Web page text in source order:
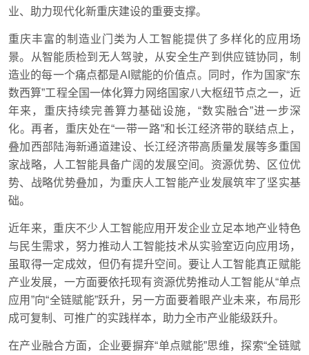
业、助力现代化新重庆建设的重要支撑。
重庆丰富的制造业门类为人工智能提供了多样化的应用场
景。从智能质检到无人驾驶，从安全生产到供应链协同，制
造业的每一个痛点都是AI赋能的价值点。同时，作为国家“东
数西算”工程全国一体化算力网络国家八大枢纽节点之一，近
年来，重庆持续完善算力基础设施，“数实融合”进一步深
化。再者，重庆处在“一带一路”和长江经济带的联结点上，
叠加西部陆海新通道建设、长江经济带高质量发展等多重国
家战略，人工智能具备广阔的发展空间。资源优势、区位优
势、战略优势叠加，为重庆人工智能产业发展筑牢了坚实基
础。
近年来，重庆不少人工智能应用开发企业立足本地产业特色
与民生需求，努力推动人工智能技术从实验室迈向应用场，
虽取得一定成效，但仍有提升空间。要让人工智能真正赋能
产业发展，一方面要依托现有资源优势推动人工智能从“单点
应用”向“全链赋能”跃升，另一方面要着眼产业未来，布局形
成可复制、可推广的实践样本，助力全市产业能级跃升。
在产业融合方面，企业要摒弃“单点赋能”思维，探索“全链赋